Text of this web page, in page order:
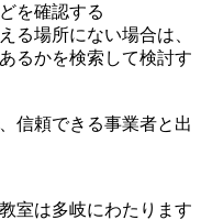
を確認する
る場所にない場合は、
るかを検索して検討す
信頼できる事業者と出
室は多岐にわたります